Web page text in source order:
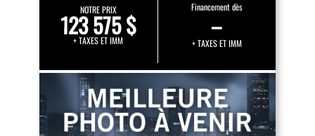
NOTRE PRIX
123 575 $
+ TAXES ET IMM
Financement dès
–
+ TAXES ET IMM